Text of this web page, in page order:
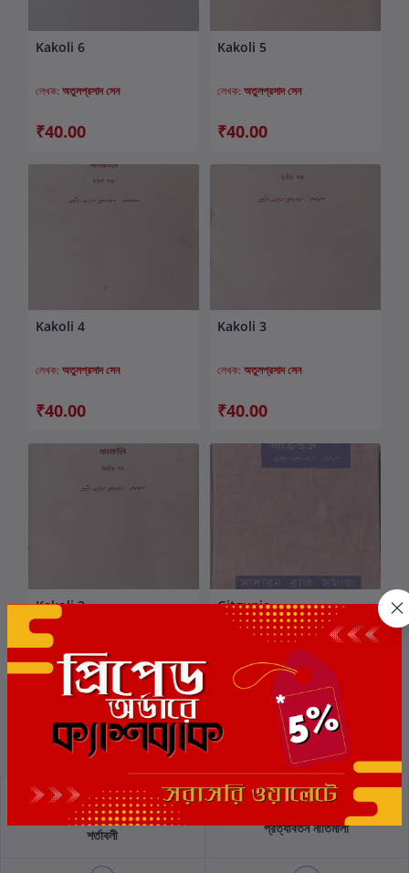
কার্টে যোগ করুন
Kakoli 6
লেখক: অতুলপ্রসাদ সেন
₹40.00
Kakoli 5
লেখক: অতুলপ্রসাদ সেন
₹40.00
কার্টে যোগ করুন
Kakoli 4
লেখক: অতুলপ্রসাদ সেন
₹40.00
Kakoli 3
লেখক: অতুলপ্রসাদ সেন
₹40.00
কার্টে যোগ করুন
Kakoli 2
লেখক: অতুলপ্রসাদ সেন
₹40.00
কার্টে যোগ করুন
Gitgunjo
অতুলপ্রসাদ সেন
₹100.00
শর্তাবলী প্রত্যাবর্তন নীতিমালা